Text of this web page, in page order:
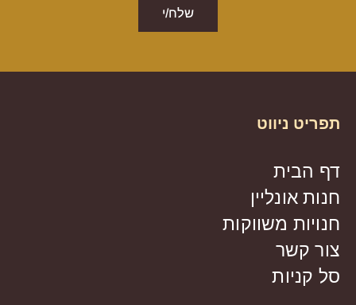
שלח/י
תפריט ניווט
דף הבית
חנות אונליין
חנויות משווקות
צור קשר
סל קניות